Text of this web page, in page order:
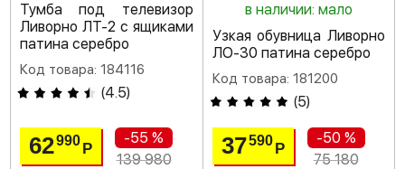
Тумба под телевизор
Ливорно ЛТ-2 с ящиками
патина серебро
Код товара: 184116
(4.5)
62990Р
-55 %
139 980
в наличии: мало
Узкая обувница Ливорно
ЛО-30 патина серебро
Код товара: 181200
(5)
37590 Р
-50 %
75 180